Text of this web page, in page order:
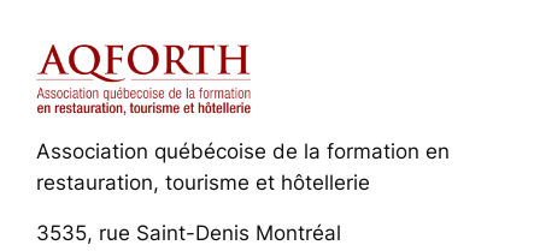
Association québécoise de la formation en
restauration, tourisme et hôtellerie
3535, rue Saint-Denis Montréal